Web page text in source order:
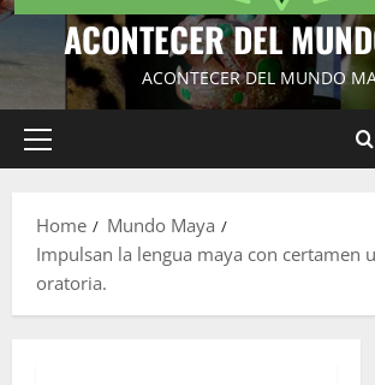
ACONTECER DEL
ACONTECER DEL MUNDO
Primary
Home
Mundo Maya
Impulsan la lengua maya con certamen
oratoria.